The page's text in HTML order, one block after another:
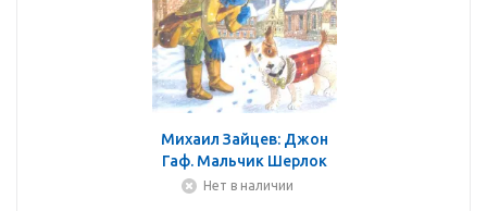
Михаил Зайцев: Джон
Гаф. Мальчик Шерлок
Холмс. Продолжение
Нет в наличии